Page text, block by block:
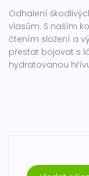
Odhalení
vlasům. S naším
čtením složení a
přestat bojovat s
hydratovanou